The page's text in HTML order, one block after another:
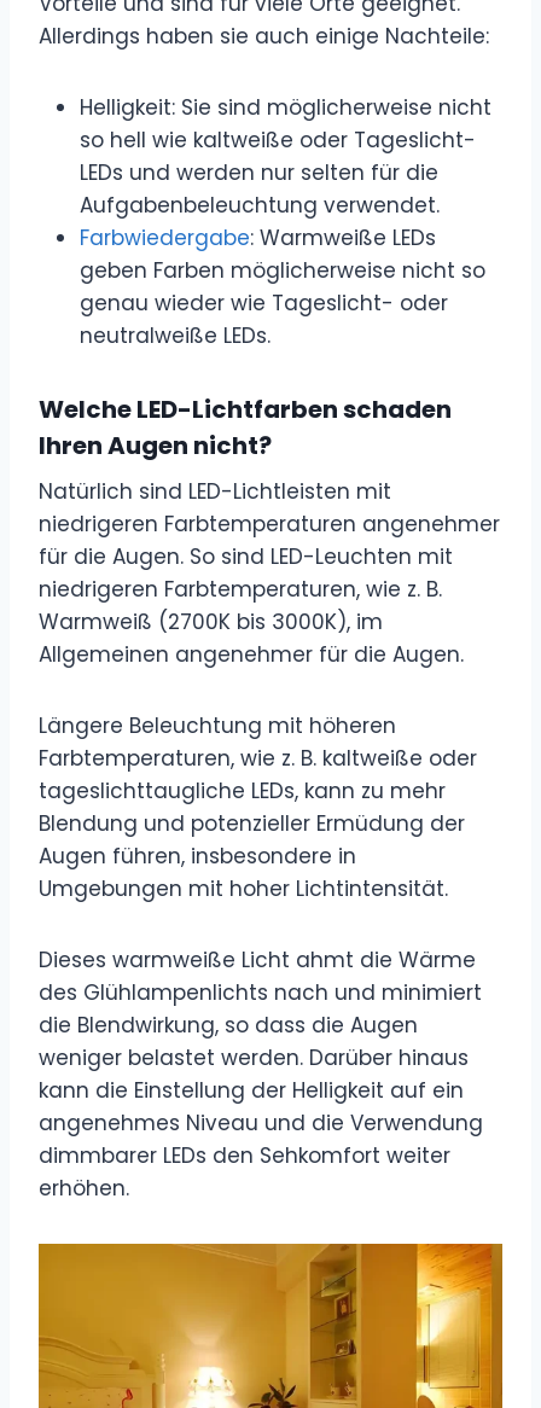
Allerdings haben sie auch einige Nachteile:
Helligkeit: Sie sind möglicherweise nicht
so hell wie kaltweiße oder Tageslicht-
LEDs und werden nur selten für die
Aufgabenbeleuchtung verwendet.
Farbwiedergabe: Warmweiße LEDs
geben Farben möglicherweise nicht so
genau wieder wie Tageslicht- oder
neutralweiße LEDs.
Welche LED-Lichtfarben schaden
Ihren Augen nicht?
Natürlich sind LED-Lichtleisten mit
niedrigeren Farbtemperaturen angenehmer
für die Augen. So sind LED-Leuchten mit
niedrigeren Farbtemperaturen, wie z. B.
Warmweiß (2700K bis 3000K), im
Allgemeinen angenehmer für die Augen.
Längere Beleuchtung mit höheren
Farbtemperaturen, wie z. B. kaltweiße oder
tageslichttaugliche LEDs, kann zu mehr
Blendung und potenzieller Ermüdung der
Augen führen, insbesondere in
Umgebungen mit hoher Lichtintensität.
Dieses warmweiße Licht ahmt die Wärme
des Glühlampenlichts nach und minimiert
die Blendwirkung, so dass die Augen
weniger belastet werden. Darüber hinaus
kann die Einstellung der Helligkeit auf ein
angenehmes Niveau und die Verwendung
dimmbarer LEDs den Sehkomfort weiter
erhöhen.